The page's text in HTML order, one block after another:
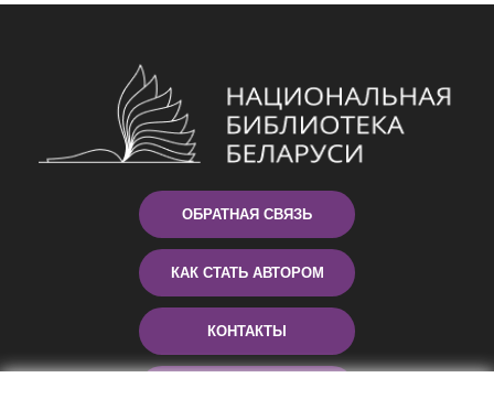
ОБРАТНАЯ СВЯЗЬ
КАК СТАТЬ АВТОРОМ
КОНТАКТЫ